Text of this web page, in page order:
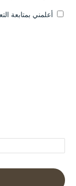
أعلمني بمتابعة